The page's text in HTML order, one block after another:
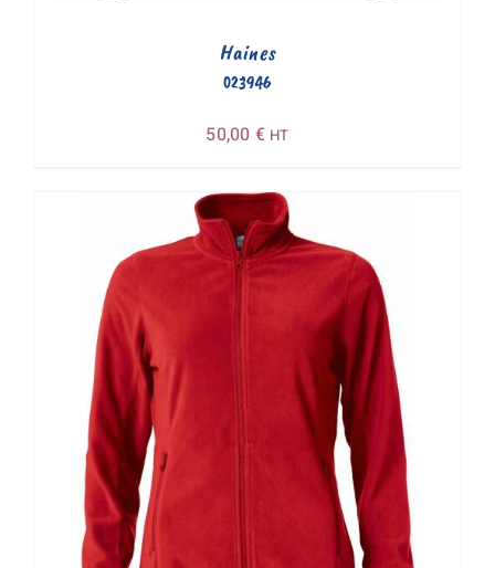
023946
Haines
50,00 € HT